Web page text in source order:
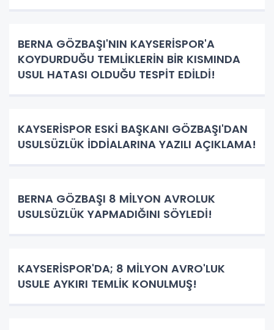
BERNA GÖZBAŞI'NIN KAYSERİSPOR'A
KOYDURDUĞU TEMLİKLERİN BİR KISMINDA
USUL HATASI OLDUĞU TESPİT EDİLDİ!
KAYSERİSPOR ESKİ BAŞKANI GÖZBAŞI'DAN
USULSÜZLÜK İDDİALARINA YAZILI AÇIKLAMA!
BERNA GÖZBAŞI 8 MİLYON AVROLUK
USULSÜZLÜK YAPMADIĞINI SÖYLEDİ!
KAYSERİSPOR'DA; 8 MİLYON AVRO'LUK
USULE AYKIRI TEMLİK KONULMUŞ!